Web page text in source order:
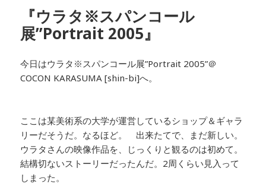
ー
『ウラタ※スパンコール
展”Portrait 2005』
今日はウラタ※スパンコール展”Portrait 2005”＠
COCON KARASUMA [shin-bi]へ。
ここは某美術系の大学が運営しているショップ＆ギャラ
リーだそうだ。なるほど。 出来たてで、まだ新しい。
ウラタさんの映像作品を、じっくりと観るのは初めて。
結構切ないストーリーだったんだ。2周くらい見入って
しまった。